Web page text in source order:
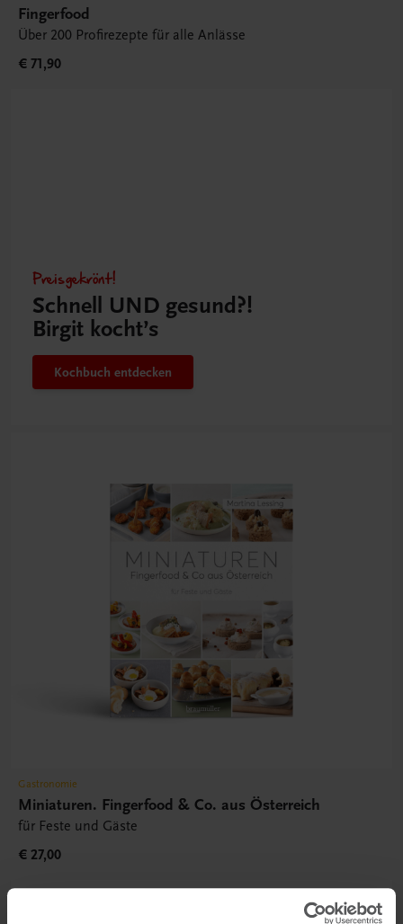
Fingerfood
Über 200 Profirezepte für alle Anlässe
€ 71,90
Preisgekrönt!
Schnell UND gesund?!
Birgit kocht’s
Kochbuch entdecken
Gastronomie
Miniaturen. Fingerfood & Co. aus Österreich
für Feste und Gäste
€ 27,00